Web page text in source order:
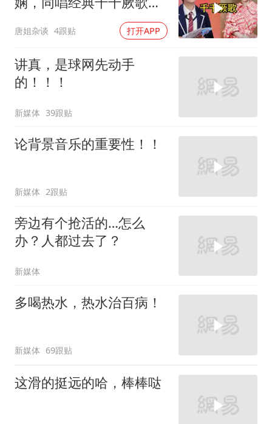
唐姐杂谈 4跟贴 打开APP
讲真，是球网先动手
的！！！
新媒体 39跟贴
论背景音乐的重要性！！
新媒体 2跟贴
旁边有个抢活的…怎么
办？人都过去了？
新媒体
多喝热水，热水治百病！
新媒体 69跟贴
这滑的挺远的哈，棒棒哒